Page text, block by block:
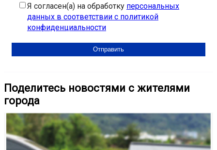
Я согласен(а) на обработку персональных
данных в соответствии с политикой
конфиденциальности
Поделитесь новостями с жителями
города